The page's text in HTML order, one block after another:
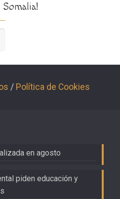
/ Política de Cookies
en agosto
piden educación y